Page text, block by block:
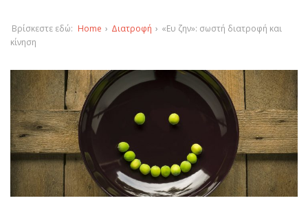
Βρίσκεστε εδώ: Home › Διατροφή › «Ευ ζην»: σωστή διατροφή και
κίνηση